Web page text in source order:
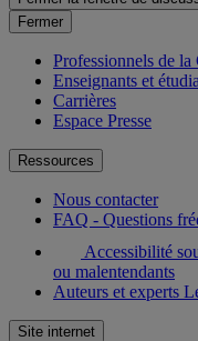
Fermer
Professionnels de
Enseignants et
Carrières
Espace Presse
Ressources
Nous contacter
FAQ - Questions
Accessibilité
ou malentendants
Auteurs et experts
Site internet